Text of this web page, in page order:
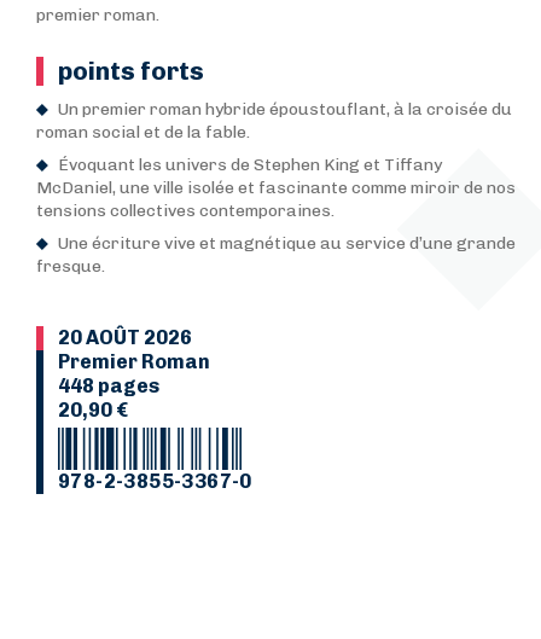
premier roman.
points forts
Un premier roman hybride époustouflant, à la croisée du
roman social et de la fable.
Évoquant les univers de Stephen King et Tiffany
McDaniel, une ville isolée et fascinante comme miroir de nos
tensions collectives contemporaines.
Une écriture vive et magnétique au service d’une grande
fresque.
20 AOÛT 2026
Premier Roman
448 pages
20,90 €
978-2-3855-3367-0